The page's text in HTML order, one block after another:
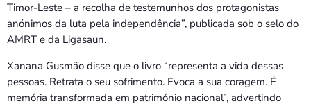
Timor-Leste – a recolha de testemunhos dos protagonistas
anónimos da luta pela independência”, publicada sob o selo do
AMRT e da Ligasaun.
Xanana Gusmão disse que o livro “representa a vida dessas
pessoas. Retrata o seu sofrimento. Evoca a sua coragem. É
memória transformada em património nacional”, advertindo